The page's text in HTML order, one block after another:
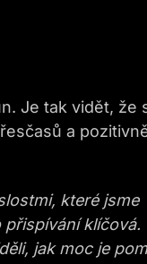
Je tak vidět, že
a
které jsme
klíčová.
jak moc je